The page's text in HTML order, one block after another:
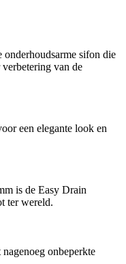
sifon die
van de
een elegante look en
is de Easy Drain
ter wereld.
onbeperkte